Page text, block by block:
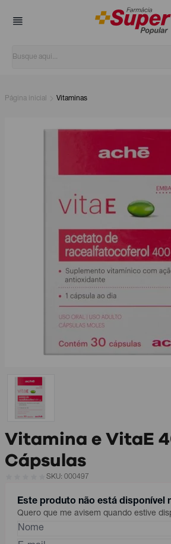
Página inicial Vitaminas
Vitamina e VitaE
Cápsulas
SKU: 000497
Este produto não está disponível
Quero que me avisem quando estive